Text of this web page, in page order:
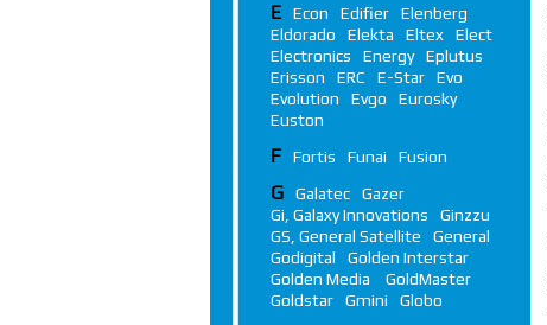
E Econ Edifier
Elenberg
Eldorado
Elekta Eltex
Elect
Electronics
Energy
Eplutus
Erisson
ERC E-Star
Evo
Evolution
Evgo
Eurosky
Euston
F Fortis Funai Fusion
G Galatec
Gazer
Gi, Galaxy Innovations
Ginzzu
GS, General Satellite
General
Godigital
Golden Interstar
Golden Media
GoldMaster
Goldstar
Gmini Globo